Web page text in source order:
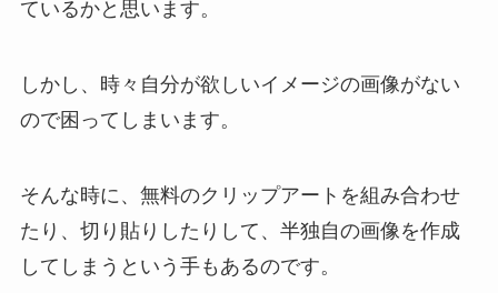
ているかと思います。
しかし、時々自分が欲しいイメージの画像がない
ので困ってしまいます。
そんな時に、無料のクリップアートを組み合わせ
たり、切り貼りしたりして、半独自の画像を作成
してしまうという手もあるのです。